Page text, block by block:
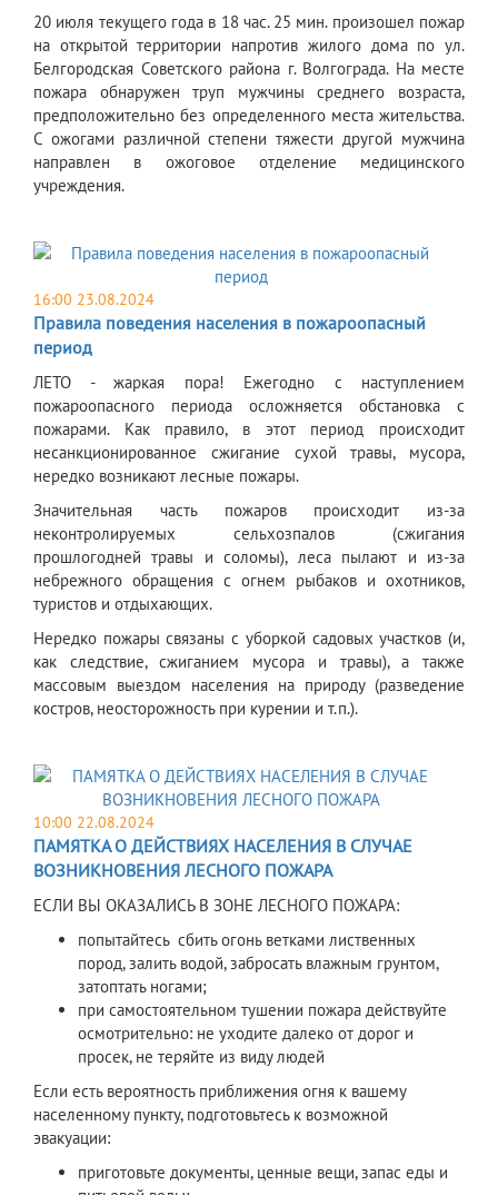
20 июля текущего года в 18 час. 25 мин. произошел пожар
на открытой территории напротив жилого дома по ул.
Белгородская Советского района г. Волгограда. На месте
пожара обнаружен труп мужчины среднего возраста,
предположительно без определенного места жительства.
С ожогами различной степени тяжести другой мужчина
направлен в ожоговое отделение медицинского
учреждения.
16:00 23.08.2024
Правила поведения населения в пожароопасный
период
ЛЕТО - жаркая пора! Ежегодно с наступлением
пожароопасного периода осложняется обстановка с
пожарами. Как правило, в этот период происходит
несанкционированное сжигание сухой травы, мусора,
нередко возникают лесные пожары.
Значительная часть пожаров происходит из-за
неконтролируемых сельхозпалов (сжигания
прошлогодней травы и соломы), леса пылают и из-за
небрежного обращения с огнем рыбаков и охотников,
туристов и отдыхающих.
Нередко пожары связаны с уборкой садовых участков (и,
как следствие, сжиганием мусора и травы), а также
массовым выездом населения на природу (разведение
костров, неосторожность при курении и т.п.).
10:00 22.08.2024
ПАМЯТКА О ДЕЙСТВИЯХ НАСЕЛЕНИЯ В СЛУЧАЕ
ВОЗНИКНОВЕНИЯ ЛЕСНОГО ПОЖАРА
ЕСЛИ ВЫ ОКАЗАЛИСЬ В ЗОНЕ ЛЕСНОГО ПОЖАРА:
попытайтесь сбить огонь ветками лиственных
пород, залить водой, забросать влажным грунтом,
затоптать ногами;
при самостоятельном тушении пожара действуйте
осмотрительно: не уходите далеко от дорог и
просек, не теряйте из виду людей
Если есть вероятность приближения огня к вашему
населенному пункту, подготовьтесь к возможной
эвакуации:
приготовьте документы, ценные вещи, запас еды и